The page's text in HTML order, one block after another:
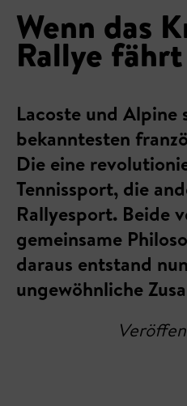
Wenn das
Rallye fährt
Lacoste und Alpine
bekanntesten
Die eine
Tennissport, die
Rallyesport. Beide
gemeinsame
daraus entstand
ungewöhnliche